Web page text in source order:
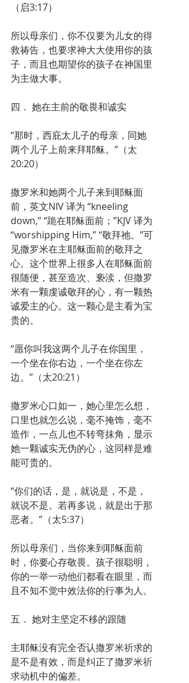
（启3:17）
所以母亲们，你不仅要为儿女的得
救祷告，也要求神大大使用你的孩
子，而且也期望你的孩子在神国里
为主做大事。
四． 她在主前的敬畏和诚实
“那时，西庇太儿子的母亲，同她
两个儿子上前来拜耶稣。”（太
20:20）
撒罗米和她两个儿子来到耶稣面
前，英文NIV 译为 “kneeling
down,” “跪在耶稣面前；”KJV 译为
“worshipping Him,” “敬拜祂。”可
见撒罗米在主耶稣面前的敬拜之
心。这个世界上很多人在耶稣面前
很随便，甚至造次、亵渎，但撒罗
米有一颗虔诚敬拜的心，有一颗热
诚爱主的心。这一颗心是主看为宝
贵的。
“愿你叫我这两个儿子在你国里，
一个坐在你右边，一个坐在你左
边。”（太20:21）
撒罗米心口如一，她心里怎么想，
口里也就怎么说，毫不掩饰，毫不
造作，一点儿也不转弯抹角，显示
她一颗诚实无伪的心，这同样是难
能可贵的。
“你们的话，是，就说是，不是，
就说不是。若再多说，就是出于那
恶者。”（太5:37）
所以母亲们，当你来到耶稣面前
时，你要心存敬畏。孩子很聪明，
你的一举一动他们都看在眼里，而
且不知不觉中效法你的行事为人。
五． 她对主坚定不移的跟随
主耶稣没有完全否认撒罗米祈求的
是不是有效，而是纠正了撒罗米祈
求动机中的偏差。